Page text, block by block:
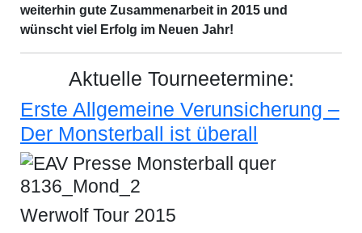
weiterhin gute Zusammenarbeit in 2015 und
wünscht viel Erfolg im Neuen Jahr!
Aktuelle Tourneetermine:
Erste Allgemeine Verunsicherung –
Der Monsterball ist überall
Werwolf Tour 2015